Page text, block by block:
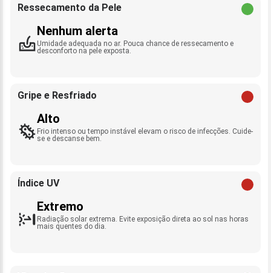
Ressecamento da Pele
Nenhum alerta
Umidade adequada no ar. Pouca chance de ressecamento e
desconforto na pele exposta.
Gripe e Resfriado
Alto
Frio intenso ou tempo instável elevam o risco de infecções. Cuide-
se e descanse bem.
Índice UV
Extremo
Radiação solar extrema. Evite exposição direta ao sol nas horas
mais quentes do dia.